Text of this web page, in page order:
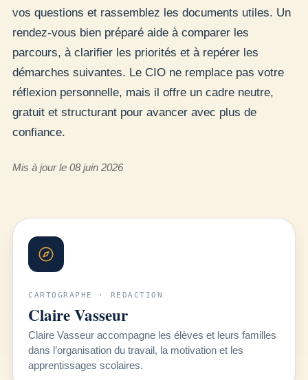
vos questions et rassemblez les documents utiles. Un
rendez-vous bien préparé aide à comparer les
parcours, à clarifier les priorités et à repérer les
démarches suivantes. Le CIO ne remplace pas votre
réflexion personnelle, mais il offre un cadre neutre,
gratuit et structurant pour avancer avec plus de
confiance.
Mis à jour le 08 juin 2026
CARTOGRAPHE · RÉDACTION
Claire Vasseur
Claire Vasseur accompagne les élèves et leurs familles
dans l’organisation du travail, la motivation et les
apprentissages scolaires.